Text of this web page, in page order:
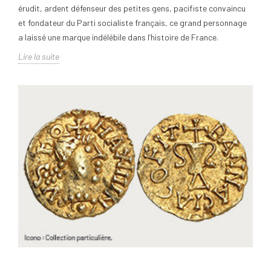
érudit, ardent défenseur des petites gens, pacifiste convaincu
et fondateur du Parti socialiste français, ce grand personnage
a laissé une marque indélébile dans l’histoire de France.
Lire la suite